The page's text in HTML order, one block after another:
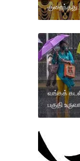
குறைந்தது.
வங்கக்
பகுதி